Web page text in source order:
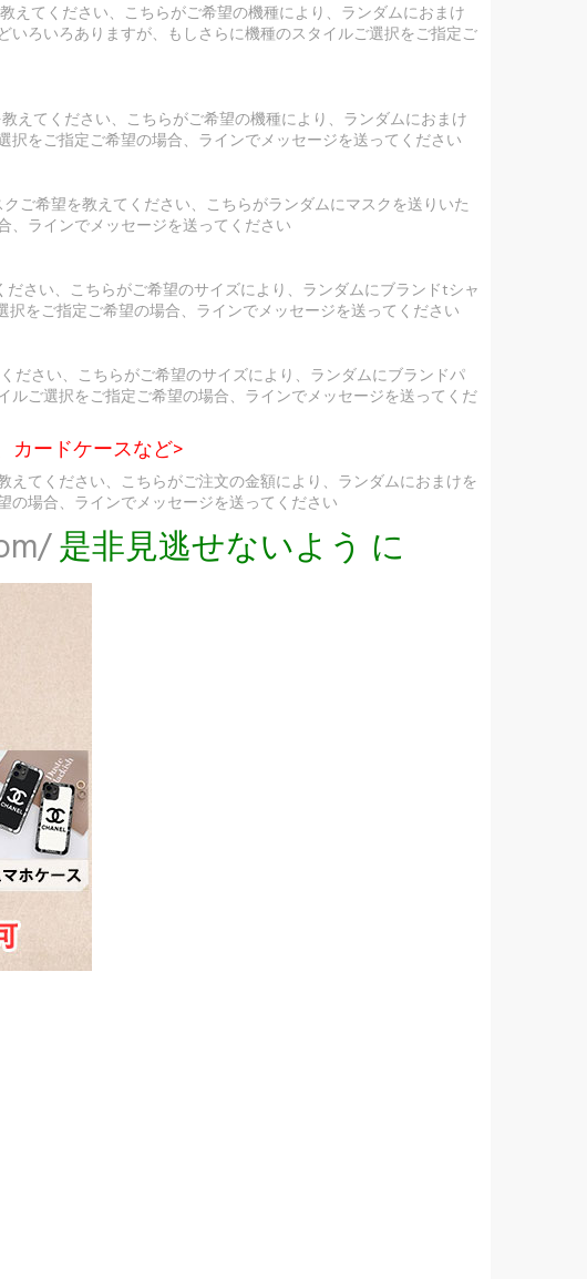
えてください、こちらがご希望の機種により、ランダムにおまけ
ろいろありますが、もしさらに機種のスタイルご選択をご指定ご
えてください、こちらがご希望の機種により、ランダムにおまけ
をご指定ご希望の場合、ラインでメッセージを送ってください
ご希望を教えてください、こちらがランダムにマスクを送りいた
、ラインでメッセージを送ってください
さい、こちらがご希望のサイズにより、ランダムにブランドtシャ
をご指定ご希望の場合、ラインでメッセージを送ってください
ださい、こちらがご希望のサイズにより、ランダムにブランドパ
ご選択をご指定ご希望の場合、ラインでメッセージを送ってくだ
カードケースなど>
てください、こちらがご注文の金額により、ランダムにおまけを
場合、ラインでメッセージを送ってください
是非見逃せないよう に